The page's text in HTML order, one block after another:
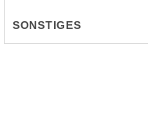
SONSTIGES